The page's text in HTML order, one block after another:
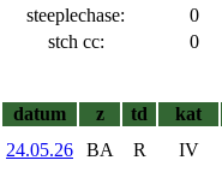
steeplechase:
0
stch cc:
0
datum
z td kat
24.05.26
BA R IV